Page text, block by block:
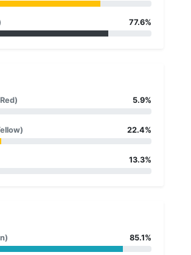
77.6%
5.9%
22.4%
13.3%
85.1%